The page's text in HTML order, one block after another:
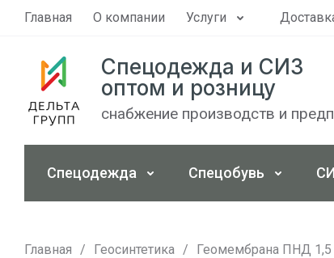
Главная О компании Услуги
Спецодежда и СИЗ
оптом и розницу
снабжение производств и
Спецодежда Спецобувь
Главная / Геосинтетика / Геомембрана ПНД